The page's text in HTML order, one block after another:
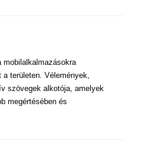
területen. Vélemények,
szövegek alkotója, amelyek
megértésében és